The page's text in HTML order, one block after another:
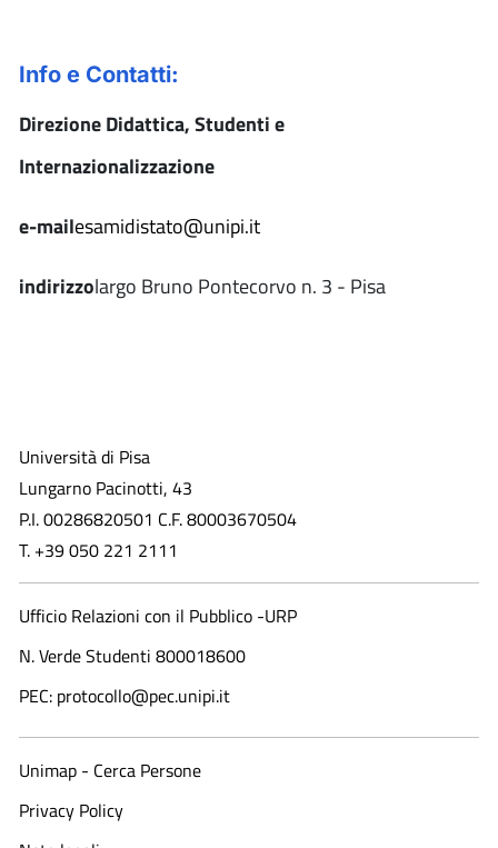
Info e Contatti:
Direzione Didattica, Studenti e
Internazionalizzazione
e-mailesamidistato@unipi.it
indirizzolargo Bruno Pontecorvo n. 3 - Pisa
Università di Pisa
Lungarno Pacinotti, 43
P.I. 00286820501 C.F. 80003670504
T. +39 050 221 2111
Ufficio Relazioni con il Pubblico -URP
N. Verde Studenti 800018600​
PEC: protocollo@pec.unipi.it
Unimap - Cerca Persone
Privacy Policy